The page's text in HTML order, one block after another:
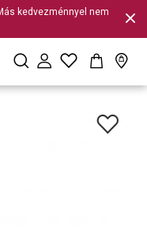
kedvezménnyel nem